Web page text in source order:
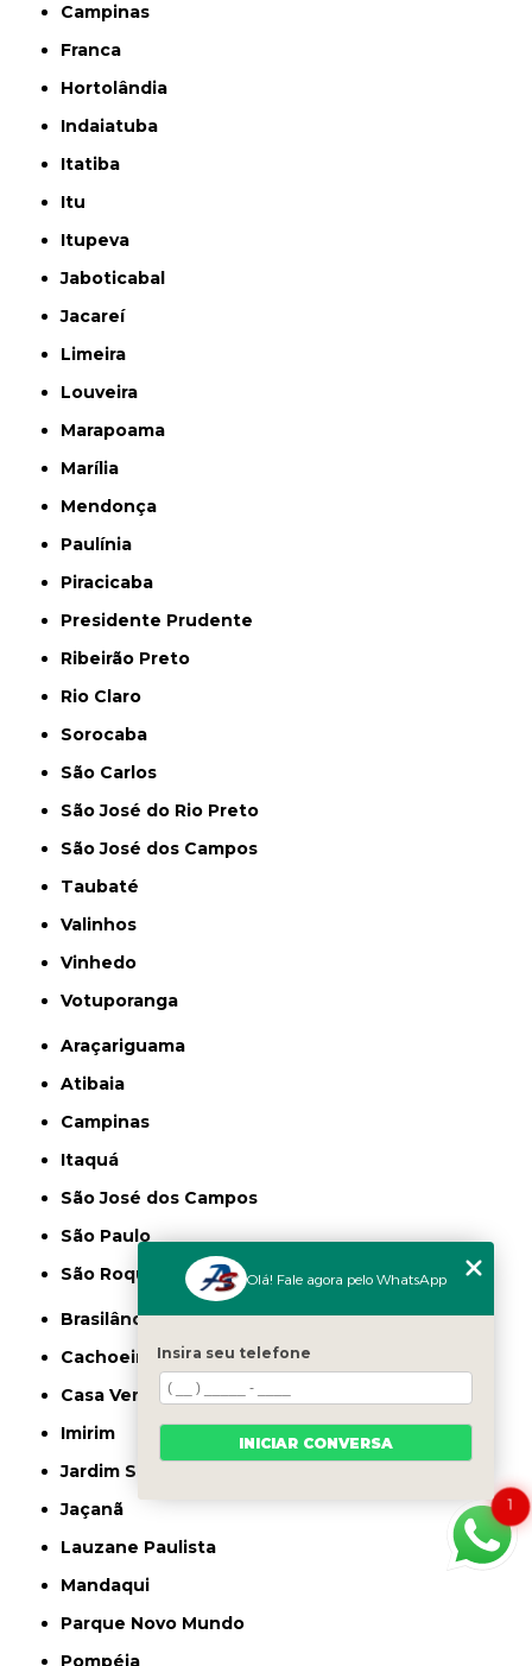
Campinas
Franca
Hortolândia
Indaiatuba
Itatiba
Itu
Itupeva
Jaboticabal
Jacareí
Limeira
Louveira
Marapoama
Marília
Mendonça
Paulínia
Piracicaba
Presidente Prudente
Ribeirão Preto
Rio Claro
Sorocaba
São Carlos
São José do Rio Preto
São José dos Campos
Taubaté
Valinhos
Vinhedo
Votuporanga
Araçariguama
Atibaia
Campinas
Itaquá
São José dos Campos
São Paulo
São Roque
Brasilândia
Cachoeirinha
Casa Verde
Imirim
Jardim São Paulo
Jaçanã
Lauzane Paulista
Mandaqui
Parque Novo Mundo
Pompéia
1
Olá! Fale agora pelo WhatsApp
Insira seu telefone
INICIAR CONVERSA